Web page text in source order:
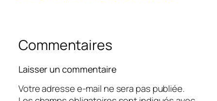
Commentaires
Laisser un commentaire
Votre adresse e-mail ne sera pas publiée.